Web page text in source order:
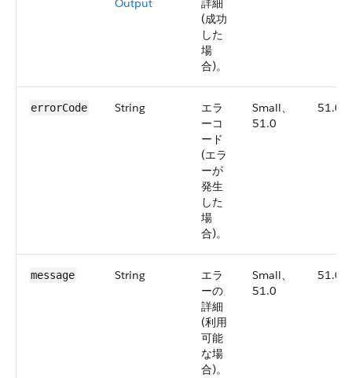
Output
詳細
(成功
した
場
合)。
errorCode String
エラ
ーコ
ード
(エラ
ーが
発生
した
場
合)。
Small、
51.0
51.0
message String
エラ
ーの
詳細
(利用
可能
な場
合)。
Small、
51.0
51.0